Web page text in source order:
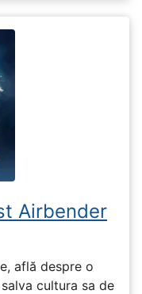
Airbender
află despre o
cultura sa de